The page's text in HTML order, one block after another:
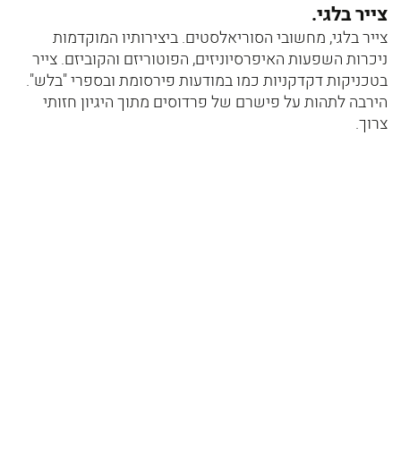
צייר בלגי.
צייר בלגי, מחשובי הסוריאלסטים. ביצירותיו המוקדמות
ניכרות השפעות האיפרסיוניזים, הפוטוריזם והקוביזם. צייר
בטכניקות דקדקניות כמו במודעות פירסומת ובספרי "בלש".
הירבה לתהות על פישרם של פרדוסים מתוך היגיון חזותי
צרוך.